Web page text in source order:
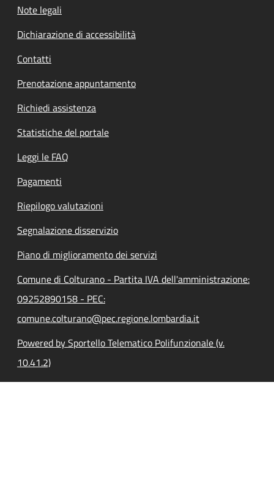
Note legali
Dichiarazione di accessibilità
Contatti
Prenotazione appuntamento
Richiedi assistenza
Statistiche del portale
Leggi le FAQ
Pagamenti
Riepilogo valutazioni
Segnalazione disservizio
Piano di miglioramento dei servizi
Comune di Colturano - Partita IVA dell'amministrazione:
09252890158 - PEC:
comune.colturano@pec.regione.lombardia.it
Powered by Sportello Telematico Polifunzionale (v.
10.41.2)